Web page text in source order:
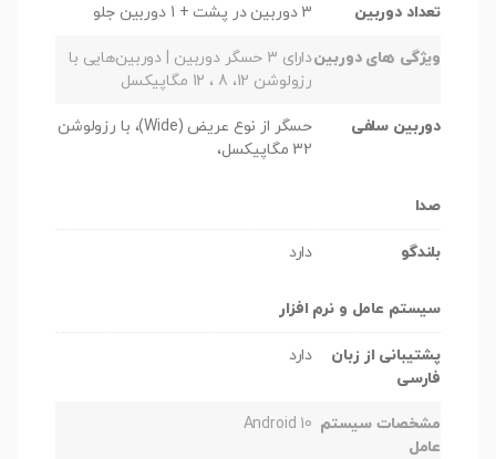
تعداد دوربین 3 دوربین در پشت + 1 دوربین جلو
ویژگی های دوربین
دارای 3 حسگر دوربین | دوربین‌هایی با
رزولوشن 12، 8 ، 12 مگاپیکسل
دوربین سلفی
حسگر از نوع عریض (Wide)، با رزولوشن
32 مگاپیکسل،
صدا
بلندگو دارد
سیستم عامل و نرم افزار
پشتیبانی از زبان
فارسی
دارد
مشخصات سیستم
عامل
Android 10